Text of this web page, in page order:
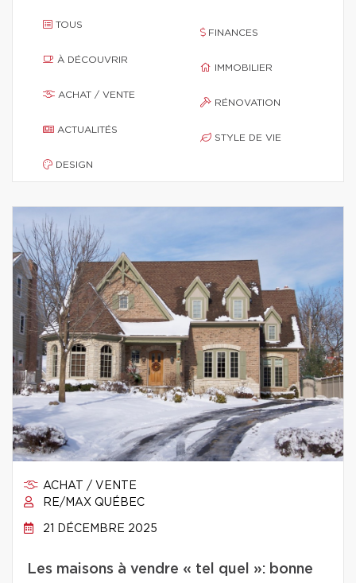
TOUS
À DÉCOUVRIR
ACHAT / VENTE
ACTUALITÉS
DESIGN
FINANCES
IMMOBILIER
RÉNOVATION
STYLE DE VIE
ACHAT / VENTE
RE/MAX QUÉBEC
21 DÉCEMBRE 2025
Les maisons à vendre « tel quel »: bonne